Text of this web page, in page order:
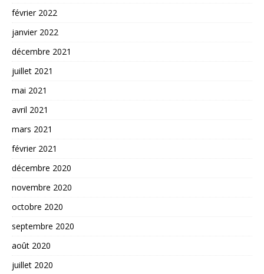
février 2022
janvier 2022
décembre 2021
juillet 2021
mai 2021
avril 2021
mars 2021
février 2021
décembre 2020
novembre 2020
octobre 2020
septembre 2020
août 2020
juillet 2020